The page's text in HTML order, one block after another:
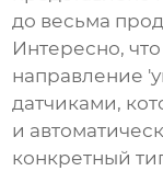
до весьма
Интересно,
направление
датчиками,
и
конкретный